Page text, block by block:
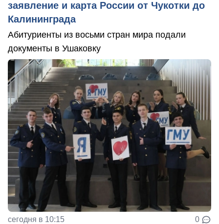
заявление и карта России от Чукотки до
Калининграда
Абитуриенты из восьми стран мира подали
документы в Ушаковку
сегодня в 10:15 0